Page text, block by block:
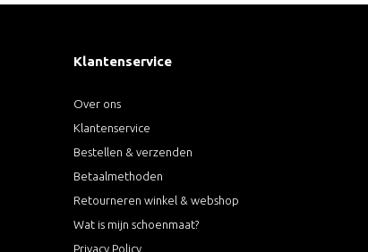
Klantenservice
Over ons
Klantenservice
Bestellen & verzenden
Betaalmethoden
Retourneren winkel & webshop
Wat is mijn schoenmaat?
Privacy Policy